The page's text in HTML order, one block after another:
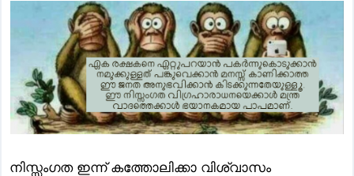
നിസ്സംഗത ഇന്ന് കത്തോലിക്കാ വിശ്വാസം